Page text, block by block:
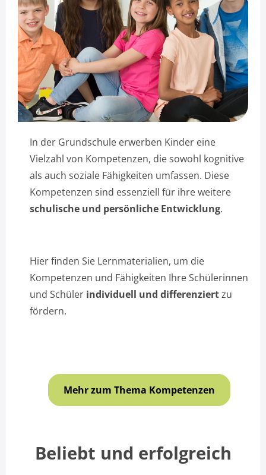
In der Grundschule erwerben Kinder eine
Vielzahl von Kompetenzen, die sowohl kognitive
als auch soziale Fähigkeiten umfassen. Diese
Kompetenzen sind essenziell für ihre weitere
schulische und persönliche Entwicklung.
Hier finden Sie Lernmaterialien, um die
Kompetenzen und Fähigkeiten Ihre Schülerinnen
und Schüler individuell und differenziertzu
fördern.
Mehr zum Thema Kompetenzen
Beliebt und erfolgreich